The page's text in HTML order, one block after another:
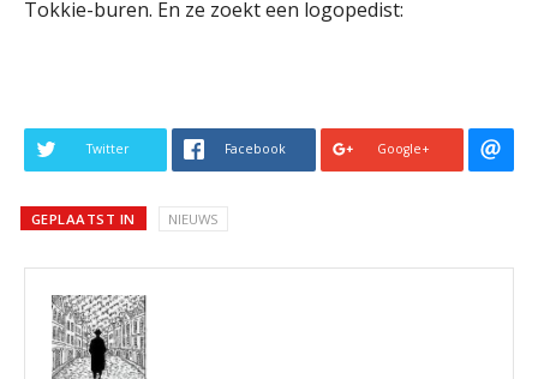
Tokkie-buren. En ze zoekt een logopedist:
Twitter Facebook Google+
GEPLAATST IN NIEUWS